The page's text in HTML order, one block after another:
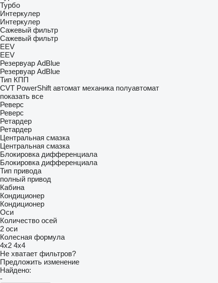
Турбо
Интеркулер
Интеркулер
Сажевый фильтр
Сажевый фильтр
EEV
EEV
Резервуар AdBlue
Резервуар AdBlue
Тип КПП
CVT PowerShift автомат механика полуавтомат
показать все
Реверс
Реверс
Ретардер
Ретардер
Центральная смазка
Центральная смазка
Блокировка дифференциала
Блокировка дифференциала
Тип привода
полный привод
Кабина
Кондиционер
Кондиционер
Оси
Количество осей
2 оси
Колесная формула
4x2 4x4
Не хватает фильтров?
Предложить изменение
Найдено:
-